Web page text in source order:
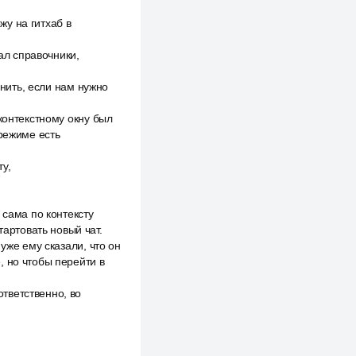
на гитхаб в
справочники,
если нам нужно
окну был
есть
по контексту
новый чат.
ему сказали, что он
но чтобы перейти в
во